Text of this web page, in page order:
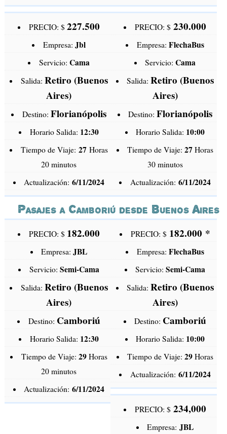
PRECIO: $ 227.500
Empresa: Jbl
Servicio: Cama
Salida: Retiro (Buenos
Aires)
Destino: Florianópolis
Horario Salida: 12:30
Tiempo de Viaje: 27Horas
20 minutos
Actualización:6/11/2024
PRECIO: $ 230.000
Empresa: FlechaBus
Servicio:Cama
Salida:Retiro (Buenos
Aires)
Destino:Florianópolis
Horario Salida: 10:00
Tiempo de Viaje:27 Horas
30 minutos
Actualización: 6/11/2024
Pasajes a Camboriú desde Buenos Aires
PRECIO: $ 182.000
Empresa:JBL
Servicio: Semi-Cama
Salida: Retiro (Buenos
Aires)
Destino: Camboriú
Horario Salida: 12:30
Tiempo de Viaje: 29Horas
20 minutos
Actualización:6/11/2024
PRECIO: $ 182.000 *
Empresa: FlechaBus
Servicio:Semi-Cama
Salida:Retiro (Buenos
Aires)
Destino: Camboriú
Horario Salida: 10:00
Tiempo de Viaje:29 Horas
Actualización: 6/11/2024
PRECIO: $ 234,000
Empresa:JBL